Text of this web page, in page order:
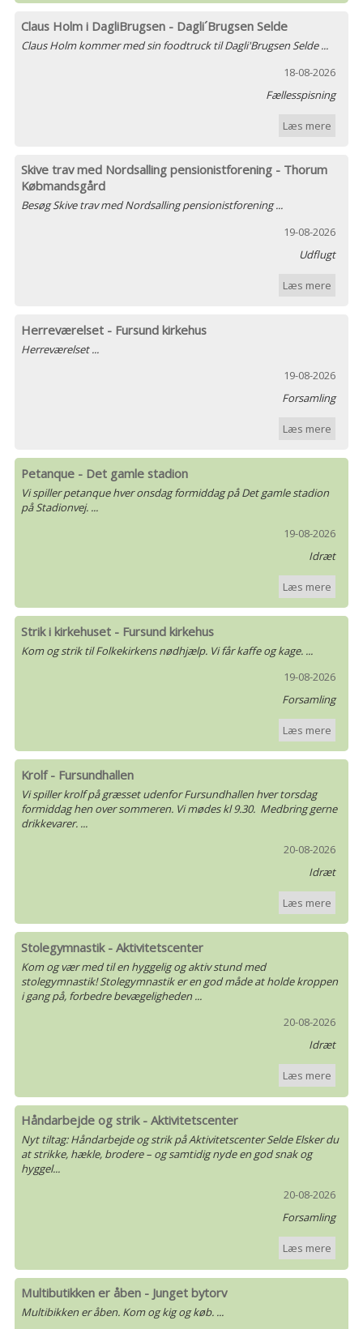
Claus Holm i DagliBrugsen - Dagli´Brugsen Selde
Claus Holm kommer med sin foodtruck til Dagli'Brugsen Selde ...
18-08-2026
Fællesspisning
Læs mere
Skive trav med Nordsalling pensionistforening - Thorum
Købmandsgård
Besøg Skive trav med Nordsalling pensionistforening ...
19-08-2026
Udflugt
Læs mere
Herreværelset - Fursund kirkehus
Herreværelset ...
19-08-2026
Forsamling
Læs mere
Petanque - Det gamle stadion
Vi spiller petanque hver onsdag formiddag på Det gamle stadion
på Stadionvej. ...
19-08-2026
Idræt
Læs mere
Strik i kirkehuset - Fursund kirkehus
Kom og strik til Folkekirkens nødhjælp. Vi får kaffe og kage. ...
19-08-2026
Forsamling
Læs mere
Krolf - Fursundhallen
Vi spiller krolf på græsset udenfor Fursundhallen hver torsdag
formiddag hen over sommeren. Vi mødes kl 9.30. Medbring gerne
drikkevarer. ...
20-08-2026
Idræt
Læs mere
Stolegymnastik - Aktivitetscenter
Kom og vær med til en hyggelig og aktiv stund med
stolegymnastik! Stolegymnastik er en god måde at holde kroppen
i gang på, forbedre bevægeligheden ...
20-08-2026
Idræt
Læs mere
Håndarbejde og strik - Aktivitetscenter
Nyt tiltag: Håndarbejde og strik på Aktivitetscenter Selde Elsker du
at strikke, hækle, brodere – og samtidig nyde en god snak og
hyggel...
20-08-2026
Forsamling
Læs mere
Multibutikken er åben - Junget bytorv
Multibikken er åben. Kom og kig og køb. ...